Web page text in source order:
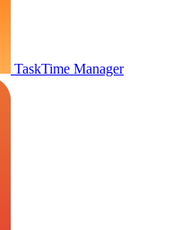
TaskTime Manager